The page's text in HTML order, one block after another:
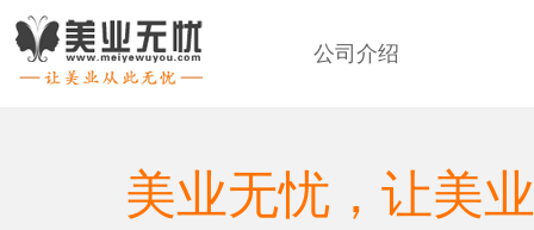
公司介绍
美业无忧，让美